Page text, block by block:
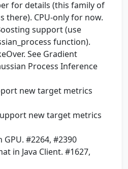
for details (this family of
there). CPU-only for now.
support (use
function).
See Gradient
Process Inference
new target metrics
new target metrics
#2264, #2390
in Java Client. #1627,